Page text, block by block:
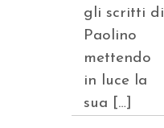
gli scritti di
Paolino
mettendo
in luce la
sua […]